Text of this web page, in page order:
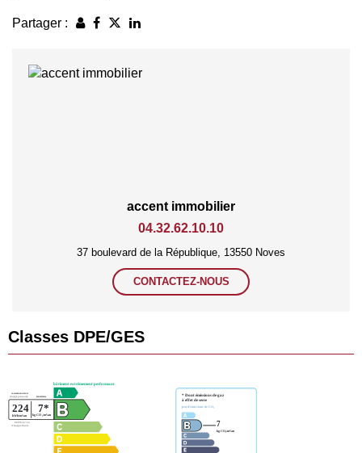
Partager :
accent immobilier
04.32.62.10.10
37 boulevard de la République, 13550 Noves
CONTACTEZ-NOUS
Classes DPE/GES